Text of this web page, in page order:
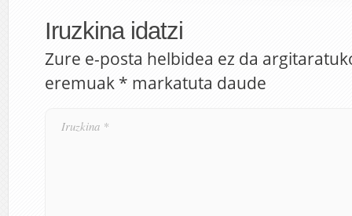
Iruzkina idatzi
Zure e-posta helbidea ez da
eremuak * markatuta daude